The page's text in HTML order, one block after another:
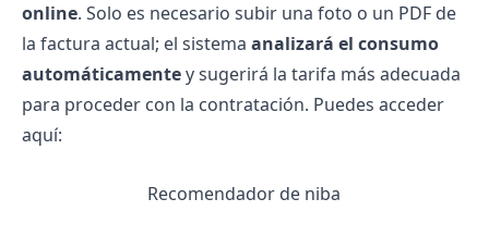
online. Solo es necesario subir una foto o un PDF de
la factura actual; el sistema analizará el consumo
automáticamentey sugerirá la tarifa más adecuada
para proceder con la contratación. Puedes acceder
aquí:
Recomendador de niba